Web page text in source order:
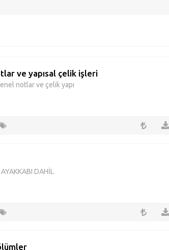
ve yapısal çelik işleri
notlar ve çelik yapı
DAHİL